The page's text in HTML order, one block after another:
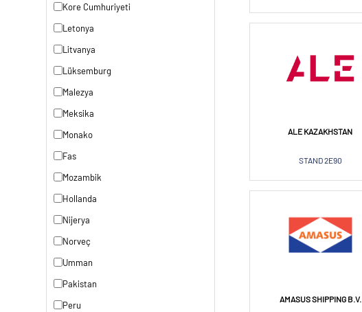
Kore Cumhuriyeti
Letonya
Litvanya
Lüksemburg
Malezya
Meksika
Monako
Fas
Mozambik
Hollanda
Nijerya
Norveç
Umman
Pakistan
Peru
ALE KAZAKHSTAN
STAND 2E90
AMASUS SHIPPING B.V.